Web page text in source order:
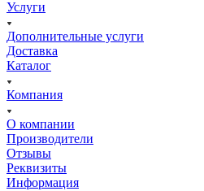
Услуги
Дополнительные услуги
Доставка
Каталог
Компания
О компании
Производители
Отзывы
Реквизиты
Информация